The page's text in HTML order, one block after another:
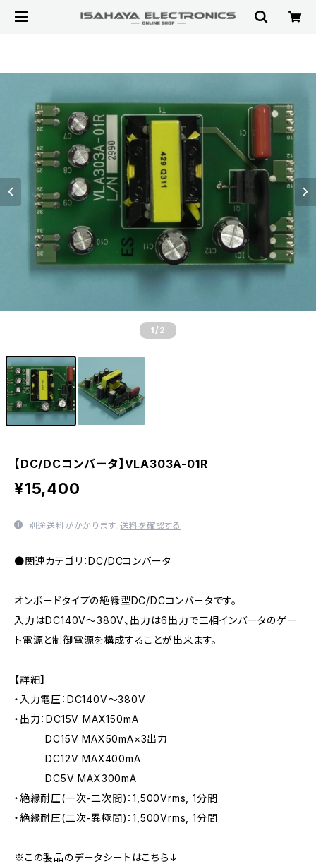
1 /2
【DC/DCコンバータ】VLA303A-01R
¥15,400
別途送料がかかります。送料を確認する
●関連カテゴリ：DC/DCコンバータ
オンボードタイプの絶縁型DC/DCコンバータです。
入力はDC140V～380V、出力は6出力で三相インバータのゲー
ト電源と制御電源を構成することが出来ます。
【詳細】
・入力電圧：DC140V～380V
・出力：DC15V MAX150mA
DC15V MAX50mA×3出力
DC12V MAX400mA
DC5V MAX300mA
・絶縁耐圧(一次-二次間)：1,500Vrms, 1分間
・絶縁耐圧(二次-異極間)：1,500Vrms, 1分間
※この製品のデータシートはこちら↓